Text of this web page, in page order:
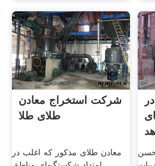
شرکت استخراج معادن
طلای طلا
معادن طلای مذکور که اغلب در